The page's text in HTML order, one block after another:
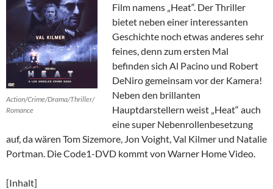
Action/Crime/Drama/Thriller/
Romance
Film namens „Heat“. Der Thriller
bietet neben einer interessanten
Geschichte noch etwas anderes sehr
feines, denn zum ersten Mal
befinden sich Al Pacino und Robert
DeNiro gemeinsam vor der Kamera!
Neben den brillanten
Hauptdarstellern weist „Heat“ auch
eine super Nebenrollenbesetzung
auf, da wären Tom Sizemore, Jon Voight, Val Kilmer und Natalie
Portman. Die Code1-DVD kommt von Warner Home Video.
[Inhalt]